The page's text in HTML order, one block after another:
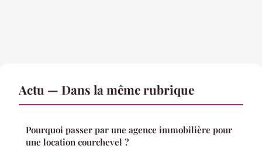
Actu — Dans la même rubrique
Pourquoi passer par une agence immobilière pour
une location courchevel ?